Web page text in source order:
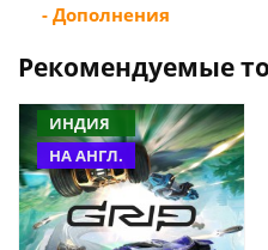
- Дополнения
Рекомендуемые
ИНДИЯ
НА АНГЛ.